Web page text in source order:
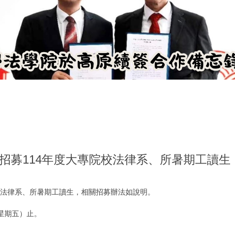
募114年度大專院校法律系、所暑期工讀生
律系、所暑期工讀生，相關招募辦法如說明。
五）止。